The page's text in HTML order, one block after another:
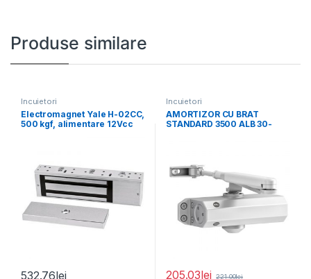
Produse similare
Incuietori
Electromagnet Yale H-02CC,
500 kgf, alimentare 12Vcc
532.76lei
Incuietori
AMORTIZOR CU BRAT
STANDARD 3500 ALB 30-
205.03lei 221.00lei